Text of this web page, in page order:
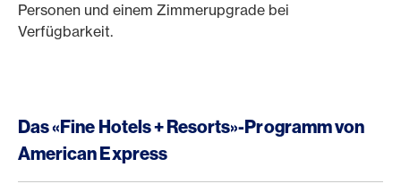
Personen und einem Zimmerupgrade bei
Verfügbarkeit.
Das «Fine Hotels + Resorts»-Programm von
American Express